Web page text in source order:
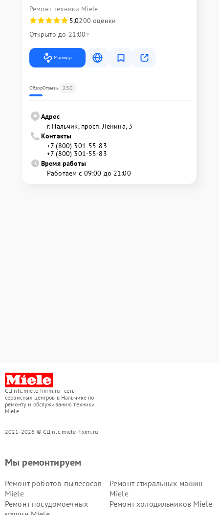
Ремонт техники Miele
5,0200 оценки
Открыто до 21:00
Маршрут
ОбзорОтзывы 250
Адрес
г. Нальчик, просп. Ленина, 3
Контакты
+7 (800) 301-55-83
+7 (800) 301-55-83
Время работы
Работаем с 09:00 до 21:00
СЦ nlc.miele-fixim.ru - сеть
сервисных центров в Нальчике по
ремонту и обслуживанию техники
Miele
2021-2026 © СЦ nlc.miele-fixim.ru
Мы ремонтируем
Ремонт роботов-пылесосов
Miele
Ремонт стиральных машин
Miele
Ремонт посудомоечных
Ремонт холодильников Miele